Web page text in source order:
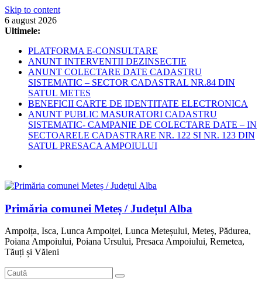
Skip to content
6 august 2026
Ultimele:
PLATFORMA E-CONSULTARE
ANUNT INTERVENTII DEZINSECTIE
ANUNT COLECTARE DATE CADASTRU
SISTEMATIC – SECTOR CADASTRAL NR.84 DIN
SATUL METES
BENEFICII CARTE DE IDENTITATE ELECTRONICA
ANUNT PUBLIC MASURATORI CADASTRU
SISTEMATIC- CAMPANIE DE COLECTARE DATE – IN
SECTOARELE CADASTRARE NR. 122 SI NR. 123 DIN
SATUL PRESACA AMPOIULUI
Primăria comunei Meteș / Județul Alba
Ampoița, Isca, Lunca Ampoiței, Lunca Meteșului, Meteș, Pădurea,
Poiana Ampoiului, Poiana Ursului, Presaca Ampoiului, Remetea,
Tăuți și Văleni